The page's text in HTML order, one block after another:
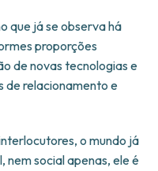
que já se observa há
proporções
de novas tecnologias e
de relacionamento e
o mundo já
nem social apenas, ele é